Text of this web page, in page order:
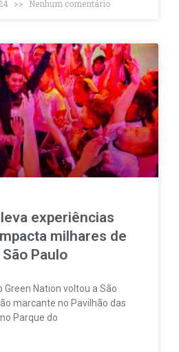
Nenhum comentário
experiências
milhares de
Paulo
Green Nation voltou a São
marcante no Pavilhão das
Parque do